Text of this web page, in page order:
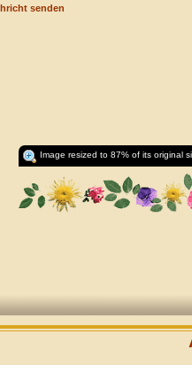
senden
Image resized to 87% of its original